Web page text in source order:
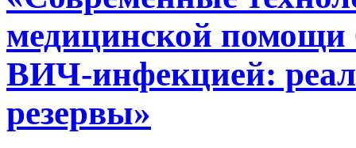
медицинской помощи
ВИЧ-инфекцией:
резервы»